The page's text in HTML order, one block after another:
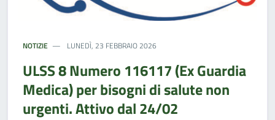
NOTIZIE LUNEDÌ, 23 FEBBRAIO 2026
ULSS 8 Numero 116117 (Ex Guardia
Medica) per bisogni di salute non
urgenti. Attivo dal 24/02